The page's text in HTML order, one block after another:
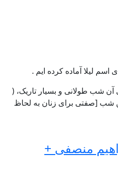
لیلا آماده کرده ایم .
آن شب طولانی و بسیار تاریک، (
شب [صفتی برای زنان به لحاظ
منصفی +